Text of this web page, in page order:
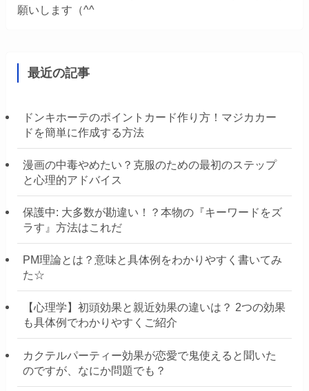
願いします（^^
最近の記事
ドンキホーテのポイントカード作り方！マジカカー
ドを簡単に作成する方法
漫画の中毒やめたい？克服のための最初のステップ
と心理的アドバイス
保護中: 大多数が勘違い！？本物の『キーワードをズ
ラす』方法はこれだ
PM理論とは？意味と具体例をわかりやすく書いてみ
た☆
【心理学】初頭効果と親近効果の違いは？ 2つの効果
も具体例でわかりやすくご紹介
カクテルパーティー効果が恋愛で鬼使えると聞いた
のですが、なにか問題でも？